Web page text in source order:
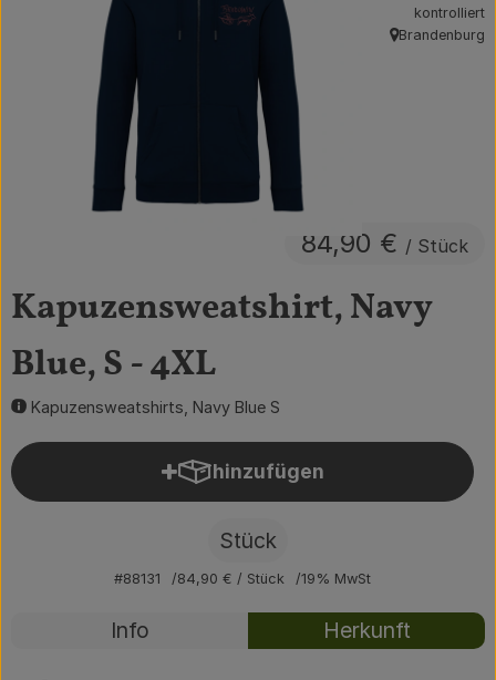
Obst & Gemüse
Getränke
Vorratskammer
Der Betrieb
Brodowin besuchen
Über uns
Kapuzensweatshirt, Navy
Blue, S - 4XL
Kapuzensweatshirts, Navy Blue S
84,90 € / Stück
kontrolliert
, Herkunft:
Brandenburg
hinzufügen
Produkt zum Warenkorb
Stück
#88131 84,90 € / Stück 19% MwSt
Rezepte
Info Herkunft